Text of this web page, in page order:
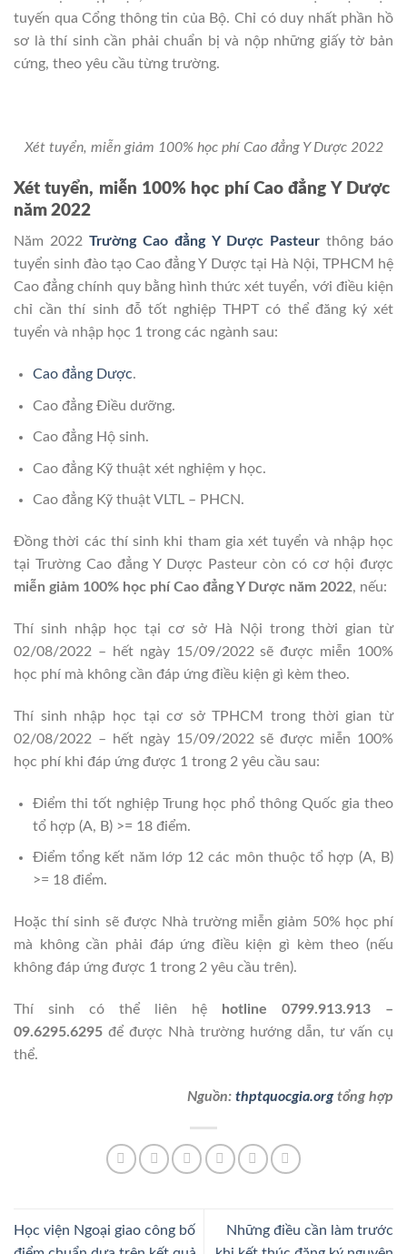
tuyến qua Cổng thông tin của Bộ. Chỉ có duy nhất phần hồ
sơ là thí sinh cần phải chuẩn bị và nộp những giấy tờ bản
cứng, theo yêu cầu từng trường.
Xét tuyển, miễn giảm 100% học phí Cao đẳng Y Dược 2022
Xét tuyển, miễn 100% học phí Cao đẳng Y Dược
năm 2022
Năm 2022Trường Cao đẳng Y Dược Pasteurthông báo
tuyển sinh đào tạo Cao đẳng Y Dược tại Hà Nội, TPHCM hệ
Cao đẳng chính quy bằng hình thức xét tuyển, với điều kiện
chỉ cần thí sinh đỗ tốt nghiệp THPT có thể đăng ký xét
tuyển và nhập học 1 trong các ngành sau:
Cao đẳng Dược.
Cao đẳng Điều dưỡng.
Cao đẳng Hộ sinh.
Cao đẳng Kỹ thuật xét nghiệm y học.
Cao đẳng Kỹ thuật VLTL – PHCN.
Đồng thời các thí sinh khi tham gia xét tuyển và nhập học
tại Trường Cao đẳng Y Dược Pasteur còn có cơ hội được
miễn giảm 100% học phí Cao đẳng Y Dược năm 2022, nếu:
Thí sinh nhập học tại cơ sở Hà Nội trong thời gian từ
02/08/2022 – hết ngày 15/09/2022 sẽ được miễn 100%
học phí mà không cần đáp ứng điều kiện gì kèm theo.
Thí sinh nhập học tại cơ sở TPHCM trong thời gian từ
02/08/2022 – hết ngày 15/09/2022 sẽ được miễn 100%
học phí khi đáp ứng được 1 trong 2 yêu cầu sau:
Điểm thi tốt nghiệp Trung học phổ thông Quốc gia theo
tổ hợp (A, B) >= 18 điểm.
Điểm tổng kết năm lớp 12 các môn thuộc tổ hợp (A, B)
>= 18 điểm.
Hoặc thí sinh sẽ được Nhà trường miễn giảm 50% học phí
mà không cần phải đáp ứng điều kiện gì kèm theo (nếu
không đáp ứng được 1 trong 2 yêu cầu trên).
Thí sinh có thể liên hệ hotline 0799.913.913 –
09.6295.6295 để được Nhà trường hướng dẫn, tư vấn cụ
thể.
Nguồn: thptquocgia.orgtổng hợp
Học viện Ngoại giao công bố
Những điều cần làm trước